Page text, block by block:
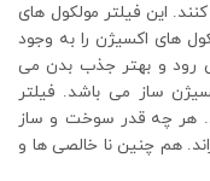
این فیلتر مولکول های
های اکسیژن را به وجود
رود و بهتر جذب بدن می
ساز می باشد. فیلتر
هر چه قدر سوخت و ساز
هم چنین نا خالصی ها و